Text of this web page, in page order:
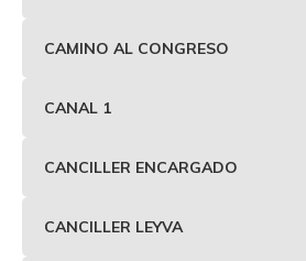
CAMINO AL CONGRESO
CANAL 1
CANCILLER ENCARGADO
CANCILLER LEYVA